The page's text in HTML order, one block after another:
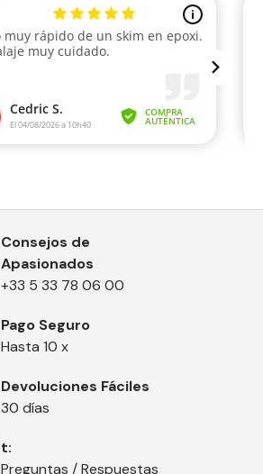
Consejos de
Apasionados
+33 5 33 78 06 00
Pago Seguro
Hasta 10 x
Devoluciones Fáciles
30 días
t:
Preguntas / Respuestas